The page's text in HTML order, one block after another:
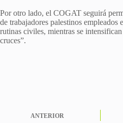
Por otro lado, el COGAT seguirá
de trabajadores palestinos empleados
rutinas civiles, mientras se
cruces”.
ANTERIOR